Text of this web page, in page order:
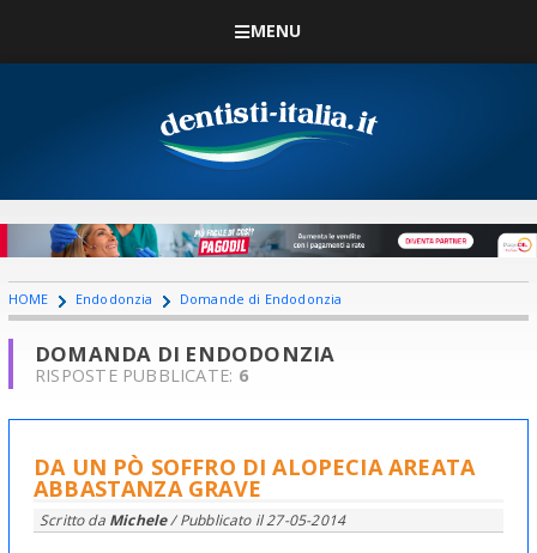
MENU
HOME Endodonzia Domande di Endodonzia
DOMANDA DI ENDODONZIA
RISPOSTE PUBBLICATE: 6
DA UN PÒ SOFFRO DI ALOPECIA AREATA
ABBASTANZA GRAVE
Scritto da Michele/ Pubblicato il27-05-2014